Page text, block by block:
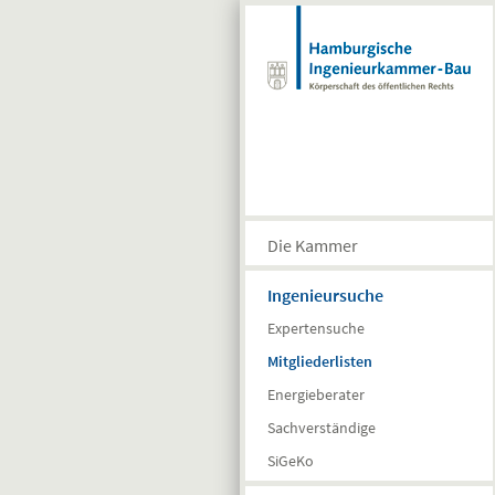
Die Kammer
Ingenieursuche
Expertensuche
Mitgliederlisten
Energieberater
Sachverständige
SiGeKo